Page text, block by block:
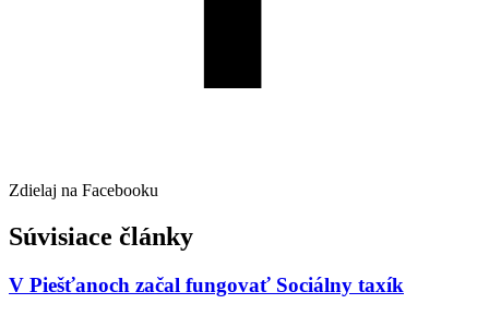
Zdielaj na Facebooku
Súvisiace články
V Piešťanoch začal fungovať Sociálny taxík